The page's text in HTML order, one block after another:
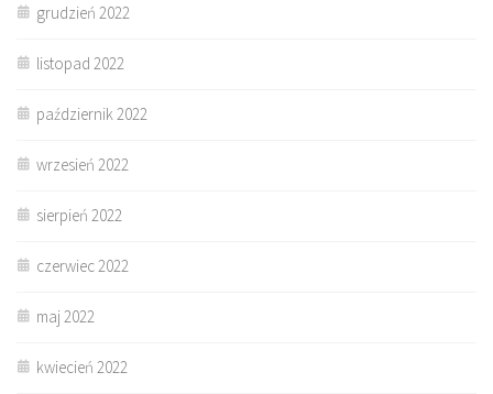
grudzień 2022
listopad 2022
październik 2022
wrzesień 2022
sierpień 2022
czerwiec 2022
maj 2022
kwiecień 2022